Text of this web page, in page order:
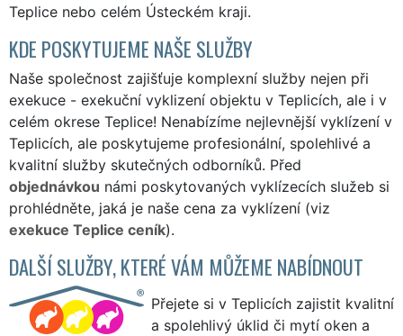
Teplice nebo celém Ústeckém kraji.
KDE POSKYTUJEME NAŠE SLUŽBY
Naše společnost zajišťuje komplexní služby nejen při
exekuce - exekuční vyklizení objektu v Teplicích, ale i v
celém okrese Teplice! Nenabízíme nejlevnější vyklízení v
Teplicích, ale poskytujeme profesionální, spolehlivé a
kvalitní služby skutečných odborníků. Před
objednávkou námi poskytovaných vyklízecích služeb si
prohlédněte, jaká je naše cena za vyklízení (viz
exekuce Teplice ceník).
DALŠÍ SLUŽBY, KTERÉ VÁM MŮŽEME NABÍDNOUT
Přejete si v Teplicích zajistit kvalitní
a spolehlivý úklid či mytí oken a